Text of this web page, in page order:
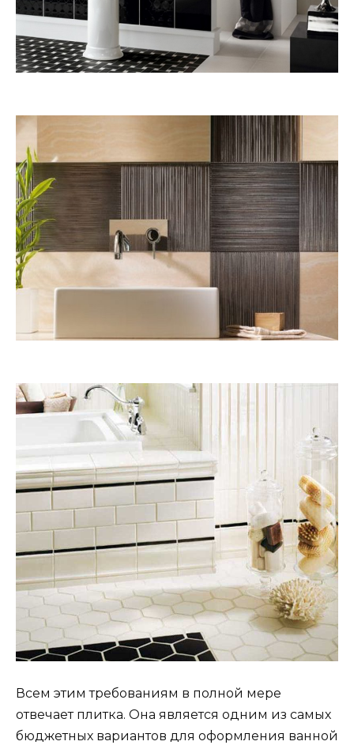
Всем этим требованиям в полной мере
отвечает плитка. Она является одним из самых
бюджетных вариантов для оформления ванной